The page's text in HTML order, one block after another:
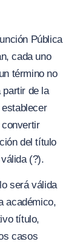
Pública
cada uno
término no
partir de la
convertir
del título
(?).
será válida
académico,
título,
casos